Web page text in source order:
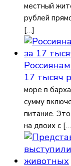
местный
рублей
[…]
17 тысяч
море в
сумму
питание.
на двоих с